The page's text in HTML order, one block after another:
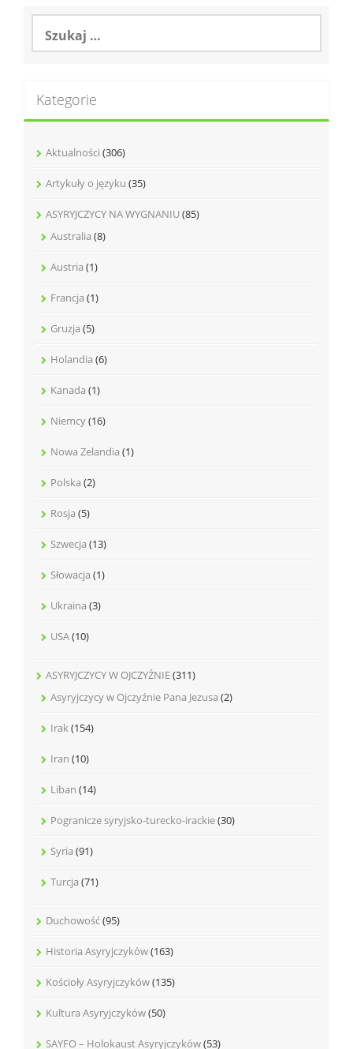
Szukaj:
Kategorie
Aktualności (306)
Artykuły o języku (35)
ASYRYJCZYCY NA WYGNANIU(85)
Australia (8)
Austria (1)
Francja (1)
Gruzja (5)
Holandia (6)
Kanada (1)
Niemcy(16)
Nowa Zelandia (1)
Polska (2)
Rosja (5)
Szwecja (13)
Słowacja (1)
Ukraina (3)
USA(10)
ASYRYJCZYCY W OJCZYŹNIE(311)
Asyryjczycy w Ojczyźnie Pana Jezusa (2)
Irak(154)
Iran (10)
Liban (14)
Pogranicze syryjsko-turecko-irackie(30)
Syria (91)
Turcja (71)
Duchowość(95)
Historia Asyryjczyków(163)
Kościoły Asyryjczyków(135)
Kultura Asyryjczyków(50)
SAYFO – Holokaust Asyryjczyków(53)